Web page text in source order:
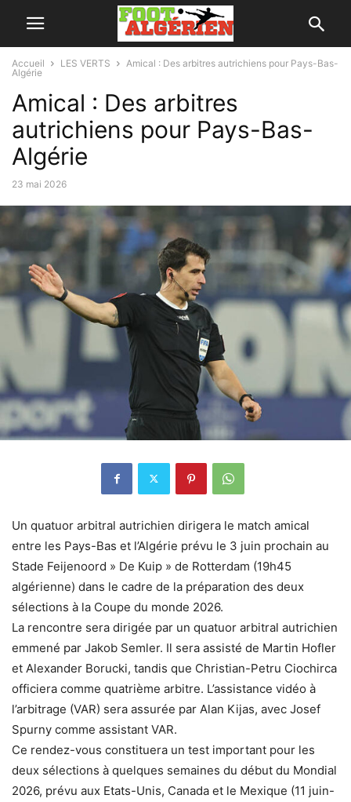
Accueil LES VERTS
Amical : Des arbitres autrichiens pour Pays-Bas-
Algérie
Amical : Des arbitres
autrichiens pour Pays-Bas-
Algérie
23 mai 2026
Un quatuor arbitral autrichien dirigera le match amical
entre les Pays-Bas et l’Algérie prévu le 3 juin prochain au
Stade Feijenoord » De Kuip » de Rotterdam (19h45
algérienne) dans le cadre de la préparation des deux
sélections à la Coupe du monde 2026.
La rencontre sera dirigée par un quatuor arbitral autrichien
emmené par Jakob Semler. Il sera assisté de Martin Hofler
et Alexander Borucki, tandis que Christian-Petru Ciochirca
officiera comme quatrième arbitre. L’assistance vidéo à
l’arbitrage (VAR) sera assurée par Alan Kijas, avec Josef
Spurny comme assistant VAR.
Ce rendez-vous constituera un test important pour les
deux sélections à quelques semaines du début du Mondial
2026, prévu aux Etats-Unis, Canada et le Mexique (11 juin-